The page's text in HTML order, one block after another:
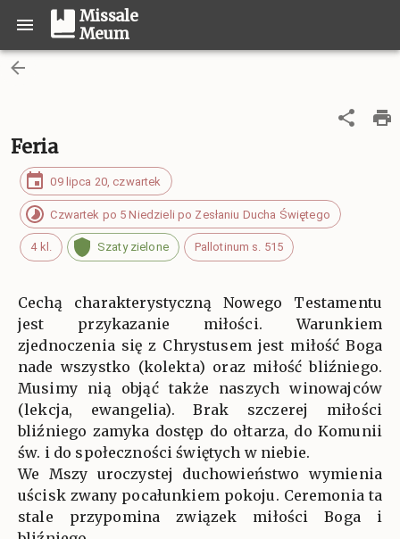
Missale
Meum
Feria
09 lipca 20, czwartek
Czwartek po 5 Niedzieli po Zesłaniu Ducha Świętego
4 kl. Szaty zielone Pallotinum s. 515
Cechą charakterystyczną Nowego Testamentu
jest przykazanie miłości. Warunkiem
zjednoczenia się z Chrystusem jest miłość Boga
nade wszystko (kolekta) oraz miłość bliźniego.
Musimy nią objąć także naszych winowajców
(lekcja, ewangelia). Brak szczerej miłości
bliźniego zamyka dostęp do ołtarza, do Komunii
św. i do społeczności świętych w niebie.
We Mszy uroczystej duchowieństwo wymienia
uścisk zwany pocałunkiem pokoju. Ceremonia ta
stale przypomina związek miłości Boga i